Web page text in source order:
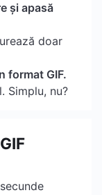
și apasă
doar
format GIF.
Simplu, nu?